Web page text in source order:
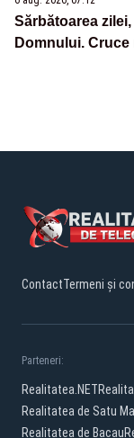
Sărbătoarea
Domnului.
ContactTermeni și
Parteneri:
Realitatea.NET
Realitatea de Satu
Realitatea de Bacau